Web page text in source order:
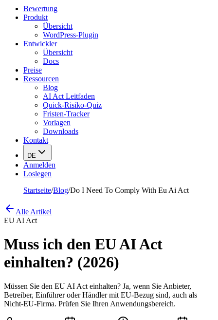
Bewertung
Produkt
Übersicht
WordPress-Plugin
Entwickler
Übersicht
Docs
Preise
Ressourcen
Blog
AI Act Leitfaden
Quick-Risiko-Quiz
Fristen-Tracker
Vorlagen
Downloads
Kontakt
DE
Anmelden
Loslegen
Startseite/Blog/Do I Need To Comply With Eu Ai Act
Alle Artikel
EU AI Act
Muss ich den EU AI Act
einhalten? (2026)
Müssen Sie den EU AI Act einhalten? Ja, wenn Sie Anbieter,
Betreiber, Einführer oder Händler mit EU-Bezug sind, auch als
Nicht-EU-Firma. Prüfen Sie Ihren Anwendungsbereich.